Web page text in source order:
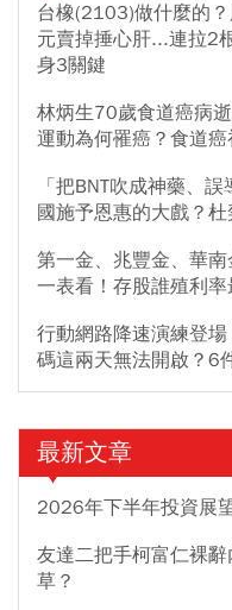
台橡(2103)做什麼的
元賣掉捶心肝...連拉2
身3關鍵
林炳生70歲食道癌病
運動為何罹癌？食道
「把BNT吹成神藥、
國施予恩惠的大戲？
第一金、兆豐金、華
一表看！存股誰殖利
行動網路降速演練登
碼這兩天無法開啟？6
最新文章
2026年下半年投資展
友達二把手柯富仁裸
草？